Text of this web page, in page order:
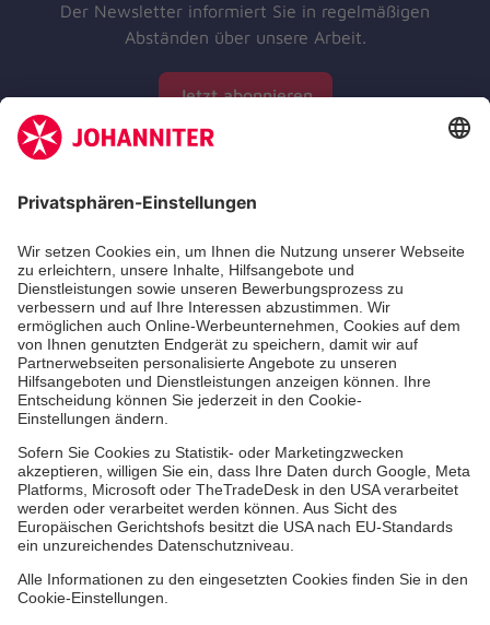
Der Newsletter informiert Sie in regelmäßigen
Abständen über unsere Arbeit.
Jetzt abonnieren
Aus- & Fortbildungen
Jobs & Ehrenamt
Spendenprojekte
Johanniter-Jugend
Einrichtungen